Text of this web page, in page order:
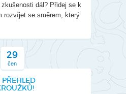
dál? Přidej se k
rozvíjet se směrem, který
29
čen